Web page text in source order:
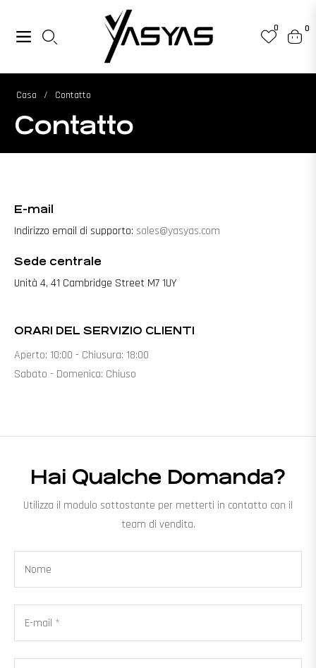
Navigazione
0 0
Casa / Contatto
Contatto
E-mail
Indirizzo email di supporto: sales@yasyas.com
Sede centrale
Unità 4, 41 Cambridge Street M7 1UY
ORARI DEL SERVIZIO CLIENTI
Aperto: 10:00 - Chiusura: 18:00
Sabato - Domenica: Chiuso
Hai Qualche Domanda?
Utilizza il modulo sottostante per metterti in contatto con il
team di vendita.
Nome
E-mail *